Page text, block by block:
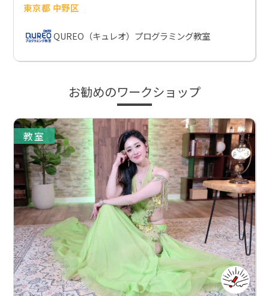
東京都 中野区
QUREO（キュレオ）プログラミング教室
お勧めのワークショップ
教室